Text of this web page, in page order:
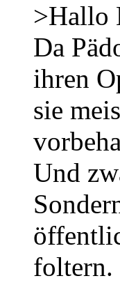
>Hallo
Da
ihren
sie
Und
foltern.